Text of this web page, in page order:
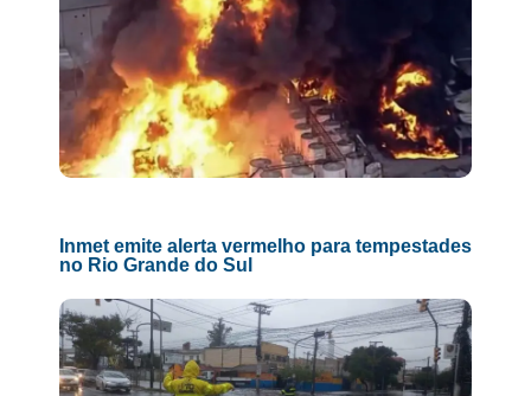
Inmet emite alerta vermelho para tempestades
no Rio Grande do Sul